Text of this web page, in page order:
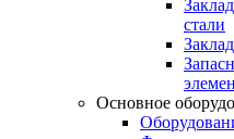
стали
Основное